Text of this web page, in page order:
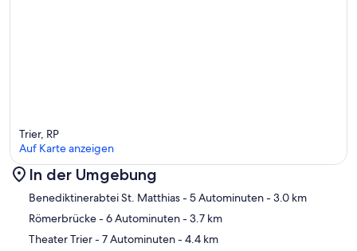
Karte
Trier, RP
Auf Karte anzeigen
In der Umgebung
Benediktinerabtei St. Matthias- 5 Autominuten- 3.0 km
Römerbrücke- 6 Autominuten- 3.7 km
Theater Trier- 7 Autominuten- 4.4 km